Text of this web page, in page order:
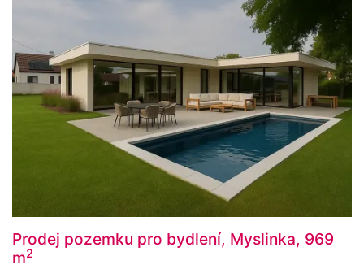
Prodej pozemku pro bydlení, Myslinka, 969
m2